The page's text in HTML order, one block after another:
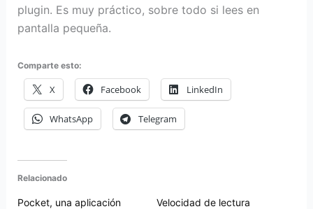
plugin. Es muy práctico, sobre todo si lees en
pantalla pequeña.
Comparte esto:
X Facebook LinkedIn
WhatsApp Telegram
Relacionado
Pocket, una aplicación
Velocidad de lectura